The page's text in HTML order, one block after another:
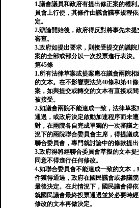
1.議會議員和政府有提出修正案的權
員會上行使，其條件由議會議事規程
定。
2.辯論開始後，政府得反對將事先未
審查。
3.政府如提出要求，則接受提交的議
案的全部或部分以一次投票進行表決。
第45條
1.所有法律草案或提案應在議會兩院
的文本。在不影響憲法第40條和第41
案，如與提交或轉交的文本有直接或
被接受。
2.如議會兩院不能達成一致，法律草
通過，或政府決定啟動加速程序而未
對，在兩院各自完成單獨的一次審議
況下的兩院聯合委員會主席，得提議
聯合委員會，專門就討論中的條款提出
3.政府得將經聯合委員會草擬的文本
同意不得進行任何修改。
4.如聯合委員會不能達成一致的文本
件獲得通過，政府在國民議會或參議
最後決定。在此情況下，國民議會得
就國民議會最終投票通過並於必要時
修改的文本再做決定。